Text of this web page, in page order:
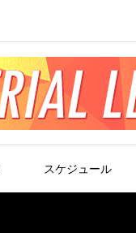
スケジュール